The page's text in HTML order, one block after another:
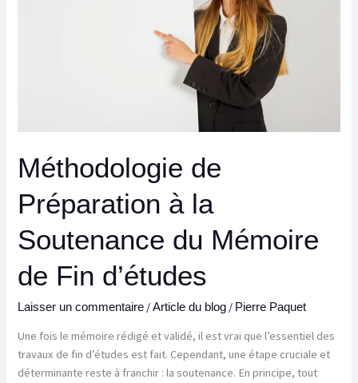
Méthodologie de
Préparation à la
Soutenance du Mémoire
de Fin d’études
Laisser un commentaire /Article du blog / Pierre Paquet
Une fois le mémoire rédigé et validé, il est vrai que l’essentiel des
travaux de fin d’études est fait. Cependant, une étape cruciale et
déterminante reste à franchir : la soutenance. En principe, tout